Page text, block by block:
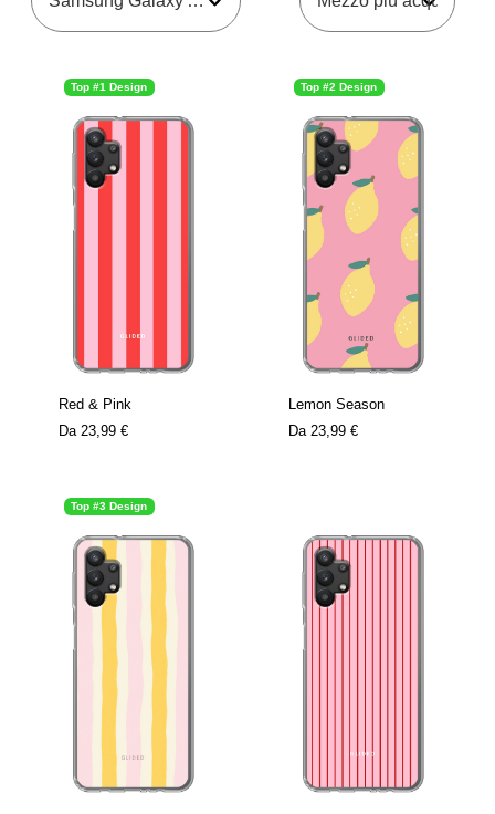
Top #1 Design
Red & Pink
Da 23,99 €
Top #2 Design
Lemon Season
Da 23,99 €
Top #3 Design